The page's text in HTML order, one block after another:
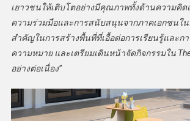
เยาวชนให้เติบโตอย่างมีคุณภาพทั้งด้านความคิด
ความร่วมมือและการสนับสนุนจากภาคเอกชนใน
สำคัญในการสร้างพื้นที่ที่เอื้อต่อการเรียนรู้และกา
ความหมาย และเตรียมเดินหน้าจัดกิจกรรมใน The
อย่างต่อเนื่อง”